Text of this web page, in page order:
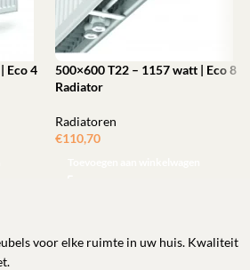
Eco 4
500×600 T22 – 1157 watt | Eco 8
Radiator
Radiatoren
€110,70
voor elke ruimte in uw huis. Kwaliteit